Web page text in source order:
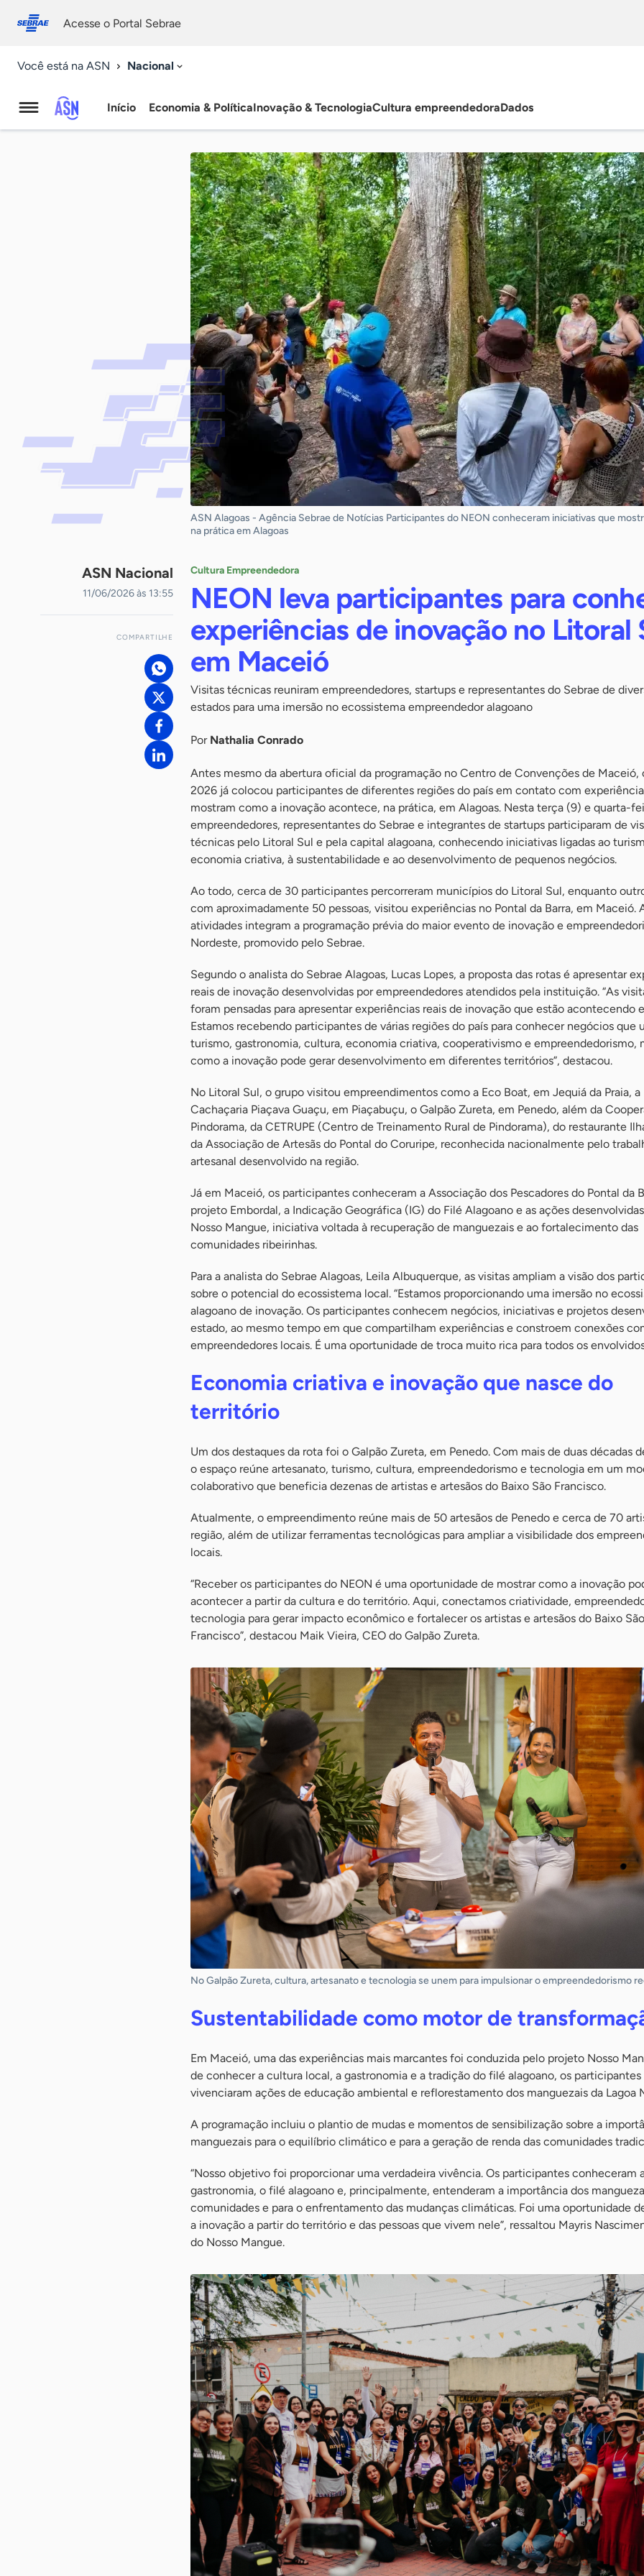
conosco
Acesse o Portal Sebrae
Você está na ASN Nacional
Agência
Início Economia & PolíticaInovação & TecnologiaCultura empreendedoraDados
ASN Alagoas - Agência Sebrae de Notícias Participantes do NEON conheceram iniciativas que
na prática em Alagoas
ASN Nacional
11/06/2026 às 13:55
COMPARTILHE
Cultura Empreendedora
NEON leva participantes para
experiências de inovação no Litoral
em Maceió
Visitas técnicas reuniram empreendedores, startups e representantes do Sebrae de
estados para uma imersão no ecossistema empreendedor alagoano
Por Nathalia Conrado
Antes mesmo da abertura oficial da programação no Centro de Convenções de Maceió,
2026 já colocou participantes de diferentes regiões do país em contato com
mostram como a inovação acontece, na prática, em Alagoas. Nesta terça (9) e quarta-
empreendedores, representantes do Sebrae e integrantes de startups participaram de
técnicas pelo Litoral Sul e pela capital alagoana, conhecendo iniciativas ligadas ao
economia criativa, à sustentabilidade e ao desenvolvimento de pequenos negócios.
Ao todo, cerca de 30 participantes percorreram municípios do Litoral Sul, enquanto
com aproximadamente 50 pessoas, visitou experiências no Pontal da Barra, em Maceió.
atividades integram a programação prévia do maior evento de inovação e
Nordeste, promovido pelo Sebrae.
Segundo o analista do Sebrae Alagoas, Lucas Lopes, a proposta das rotas é apresentar
reais de inovação desenvolvidas por empreendedores atendidos pela instituição. “As
foram pensadas para apresentar experiências reais de inovação que estão acontecendo
Estamos recebendo participantes de várias regiões do país para conhecer negócios que
turismo, gastronomia, cultura, economia criativa, cooperativismo e empreendedorismo,
como a inovação pode gerar desenvolvimento em diferentes territórios”, destacou.
No Litoral Sul, o grupo visitou empreendimentos como a Eco Boat, em Jequiá da Praia, a
Cachaçaria Piaçava Guaçu, em Piaçabuçu, o Galpão Zureta, em Penedo, além da
Pindorama, da CETRUPE (Centro de Treinamento Rural de Pindorama), do restaurante
da Associação de Artesãs do Pontal do Coruripe, reconhecida nacionalmente pelo
artesanal desenvolvido na região.
Já em Maceió, os participantes conheceram a Associação dos Pescadores do Pontal da
projeto Embordal, a Indicação Geográfica (IG) do Filé Alagoano e as ações
Nosso Mangue, iniciativa voltada à recuperação de manguezais e ao fortalecimento das
comunidades ribeirinhas.
Para a analista do Sebrae Alagoas, Leila Albuquerque, as visitas ampliam a visão dos
sobre o potencial do ecossistema local. “Estamos proporcionando uma imersão no
alagoano de inovação. Os participantes conhecem negócios, iniciativas e projetos
estado, ao mesmo tempo em que compartilham experiências e constroem conexões
empreendedores locais. É uma oportunidade de troca muito rica para todos os
Economia criativa e inovação que nasce do
território
Um dos destaques da rota foi o Galpão Zureta, em Penedo. Com mais de duas décadas
o espaço reúne artesanato, turismo, cultura, empreendedorismo e tecnologia em um
colaborativo que beneficia dezenas de artistas e artesãos do Baixo São Francisco.
Atualmente, o empreendimento reúne mais de 50 artesãos de Penedo e cerca de 70
região, além de utilizar ferramentas tecnológicas para ampliar a visibilidade dos
locais.
“Receber os participantes do NEON é uma oportunidade de mostrar como a inovação
acontecer a partir da cultura e do território. Aqui, conectamos criatividade,
tecnologia para gerar impacto econômico e fortalecer os artistas e artesãos do Baixo São
Francisco”, destacou Maik Vieira, CEO do Galpão Zureta.
No Galpão Zureta, cultura, artesanato e tecnologia se unem para impulsionar o empreendedorismo
Sustentabilidade como motor de
Em Maceió, uma das experiências mais marcantes foi conduzida pelo projeto Nosso
de conhecer a cultura local, a gastronomia e a tradição do filé alagoano, os participantes
vivenciaram ações de educação ambiental e reflorestamento dos manguezais da Lagoa
A programação incluiu o plantio de mudas e momentos de sensibilização sobre a
manguezais para o equilíbrio climático e para a geração de renda das comunidades
“Nosso objetivo foi proporcionar uma verdadeira vivência. Os participantes conheceram
gastronomia, o filé alagoano e, principalmente, entenderam a importância dos
comunidades e para o enfrentamento das mudanças climáticas. Foi uma oportunidade
a inovação a partir do território e das pessoas que vivem nele”, ressaltou Mayris
do Nosso Mangue.